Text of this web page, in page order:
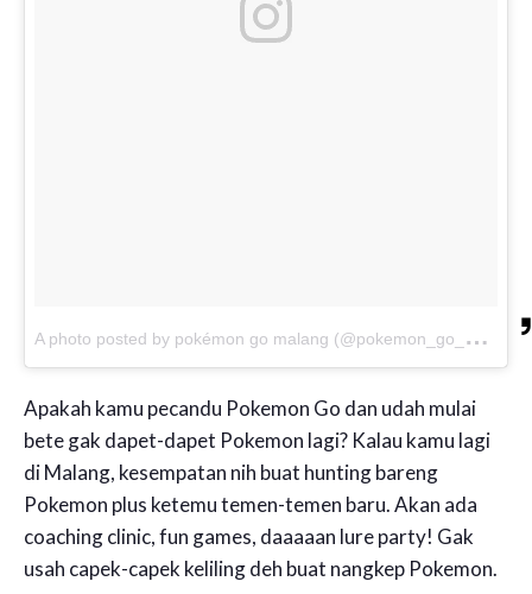
A
photo posted by pokémon go malang (@pokemon_go_malang)
Apakah kamu pecandu Pokemon Go dan udah mulai
bete gak dapet-dapet Pokemon lagi? Kalau kamu lagi
di Malang, kesempatan nih buat hunting bareng
Pokemon plus ketemu temen-temen baru. Akan ada
coaching clinic, fun games, daaaaan lure party! Gak
usah capek-capek keliling deh buat nangkep Pokemon.